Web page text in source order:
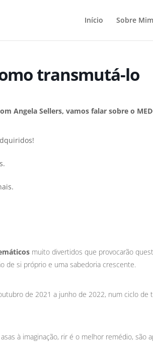
Início Sobre Mim
transmutá-lo
Angela Sellers, vamos falar sobre o
muito divertidos que provocarão
de si próprio e uma sabedoria crescente.
de 2021 a junho de 2022, num ciclo de
à imaginação, rir é o melhor remédio, são